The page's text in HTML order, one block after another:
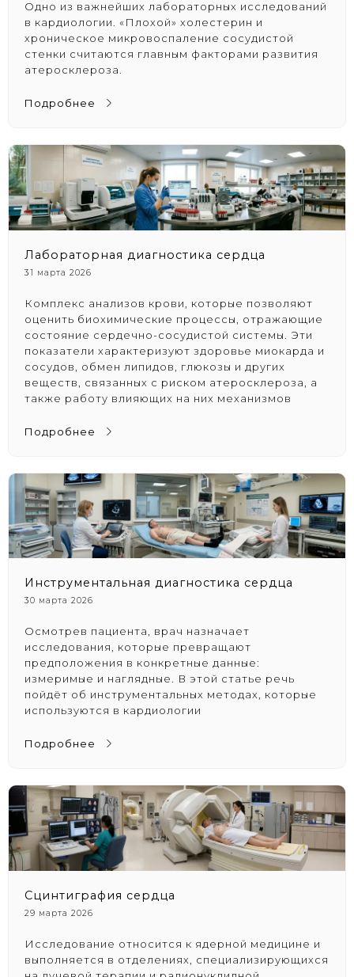
Одно из важнейших лабораторных исследований
в кардиологии. «Плохой» холестерин и
хроническое микровоспаление сосудистой
стенки считаются главным факторами развития
атеросклероза.
Подробнее
Лабораторная диагностика сердца
31 марта 2026
Комплекс анализов крови, которые позволяют
оценить биохимические процессы, отражающие
состояние сердечно-сосудистой системы. Эти
показатели характеризуют здоровье миокарда и
сосудов, обмен липидов, глюкозы и других
веществ, связанных с риском атеросклероза, а
также работу влияющих на них механизмов
Подробнее
Инструментальная диагностика сердца
30 марта 2026
Осмотрев пациента, врач назначает
исследования, которые превращают
предположения в конкретные данные:
измеримые и наглядные. В этой статье речь
пойдёт об инструментальных методах, которые
используются в кардиологии
Подробнее
Сцинтиграфия сердца
29 марта 2026
Исследование относится к ядерной медицине и
выполняется в отделениях, специализирующихся